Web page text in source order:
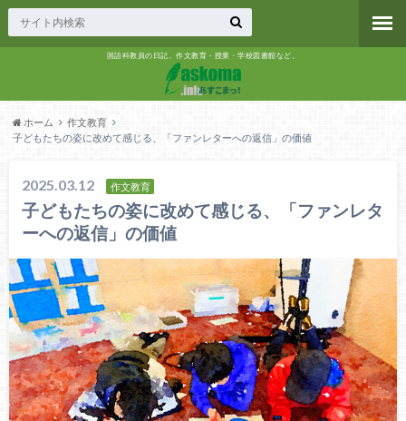
国語科教員の日記。作文教育・授業・学校図書館など。
ホーム
作文教育
子どもたちの姿に改めて感じる、「ファンレターへの返信」の価値
2025.03.12 作文教育
子どもたちの姿に改めて感じる、「ファンレタ
ーへの返信」の価値